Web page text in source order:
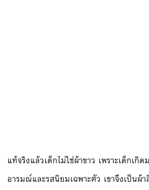
แท้จริงแล้วเด็กไม่ใช่ผ้าขาว เพราะเด็กเกิ
อารมณ์และรสนิยมเฉพาะตัว เขาจึงเป็น